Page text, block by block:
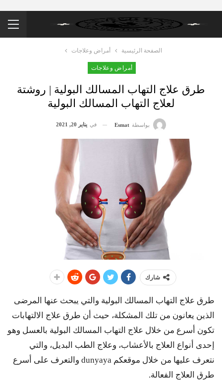
الصفحة الرئيسية أمراض وعلاجات
أمراض وعلاجات
طرق علاج التهاب المسالك البولية | روشتة
لعلاج التهاب المسالك البولية
بواسطة Esmat في يناير 20, 2021
شارك
طرق علاج التهاب المسالك البولية والتي يبحث عنها المرضى
الذين يعانون من تلك المشكلة، حيث أن طرق علاج الالتهابات
تكون أسرع من خلال علاج التهاب المسالك البولية بالعسل وهو
إحدى أنواع العلاج بالأعشاب، وعلاج الطب البديل، والتي
نتعرف عليها من خلال موقعكم dunyaya والتعرف على أسرع
طرق العلاج الفعالة.